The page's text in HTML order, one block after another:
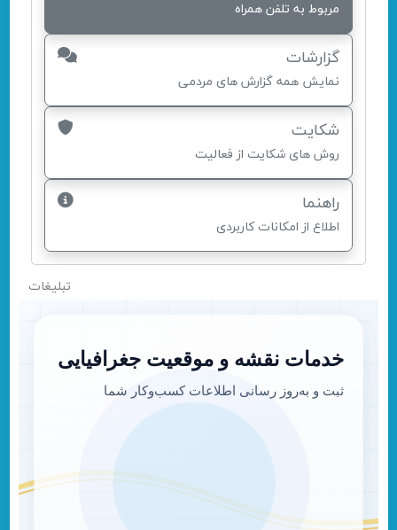
مربوط به تلفن همراه
گزارشات
نمایش همه گزارش های مردمی
شکایت
روش های شکایت از فعالیت
راهنما
اطلاع از امکانات کاربردی